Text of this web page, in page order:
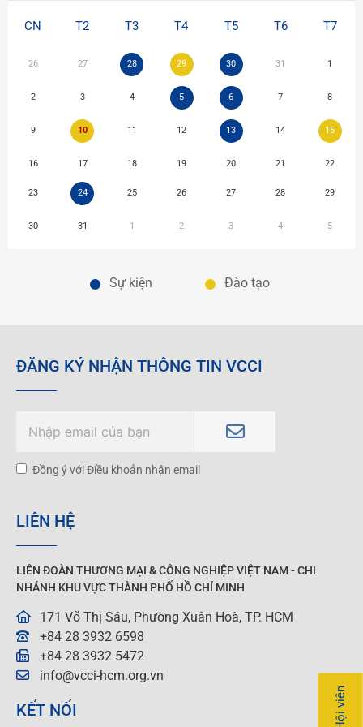
CN T2 T3 T4 T5 T6 T7
26 27 28 29 30 31 1
2 3 4 5 6 7 8
9 10 11 12 13 14 15
16 17 18 19 20 21 22
23 24 25 26 27 28 29
30 31 1 2 3 4 5
Sự kiện Đào tạo
ĐĂNG KÝ NHẬN THÔNG TIN VCCI
Đồng ý với Điều khoản nhận email
LIÊN HỆ
LIÊN ĐOÀN THƯƠNG MẠI &CÔNG NGHIỆPVIỆT NAM - CHI
NHÁNH KHU VỰC THÀNH PHỐ HỒ CHÍ MINH
171 Võ Thị Sáu, Phường Xuân Hoà, TP. HCM
+84 28 3932 6598
+84 28 3932 5472
info@vcci-hcm.org.vn
KẾT NỐI